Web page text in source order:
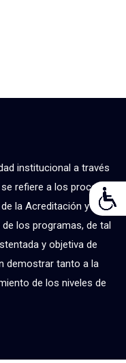
institucional a través
refiere a los procesos
la Acreditación y
los programas, de tal
y objetiva de
demostrar tanto a la
de los niveles de